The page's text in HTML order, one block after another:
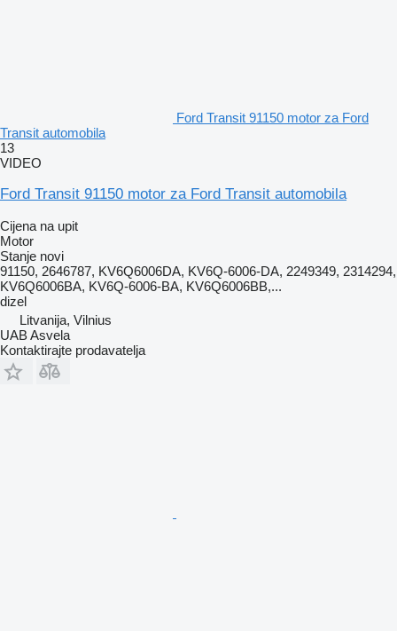
Ford Transit 91150 motor za Ford
Transit automobila
13
VIDEO
Ford Transit 91150 motor za Ford Transit automobila
Cijena na upit
Motor
Stanje novi
91150, 2646787, KV6Q6006DA, KV6Q-6006-DA, 2249349, 2314294,
KV6Q6006BA, KV6Q-6006-BA, KV6Q6006BB,...
dizel
Litvanija, Vilnius
UAB Asvela
Kontaktirajte prodavatelja